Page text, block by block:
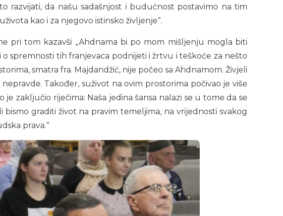
da našu sadašnjost i budućnost postavimo na tim
kao i za njegovo istinsko življenje“.
pri tom kazavši „Ahdnama bi po mom mišljenju mogla biti
spremnosti tih franjevaca podnijeti i žrtvu i teškoće za nešto
smatra fra. Majdandžić, nije počeo sa Ahdnamom. Živjeli
Također, suživot na ovim prostorima počivao je više
zaključio riječima: Naša jedina šansa nalazi se u tome da se
graditi život na pravim temeljima, na vrijednosti svakog
prava.“